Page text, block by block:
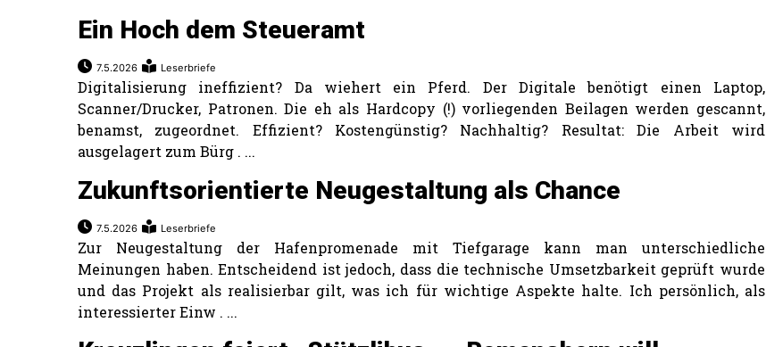
Ein Hoch dem Steueramt
7.5.2026 Leserbriefe
Digitalisierung ineffizient? Da wiehert ein Pferd. Der Digitale benötigt einen Laptop,
Scanner/Drucker, Patronen. Die eh als Hardcopy (!) vorliegenden Beilagen werden gescannt,
benamst, zugeordnet. Effizient? Kostengünstig? Nachhaltig? Resultat: Die Arbeit wird
ausgelagert zum Bürg . ...
Zukunftsorientierte Neugestaltung als Chance
7.5.2026 Leserbriefe
Zur Neugestaltung der Hafenpromenade mit Tiefgarage kann man unterschiedliche
Meinungen haben. Entscheidend ist jedoch, dass die technische Umsetzbarkeit geprüft wurde
und das Projekt als realisierbar gilt, was ich für wichtige Aspekte halte. Ich persönlich, als
interessierter Einw . ...